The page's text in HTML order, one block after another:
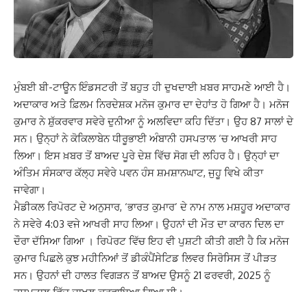
ਮੁੰਬਈ ਬੀ-ਟਾਊਨ ਇੰਡਸਟਰੀ ਤੋਂ ਬਹੁਤ ਹੀ ਦੁਖਦਾਈ ਖ਼ਬਰ ਸਾਹਮਣੇ ਆਈ ਹੈ।
ਅਦਾਕਾਰ ਅਤੇ ਫ਼ਿਲਮ ਨਿਰਦੇਸ਼ਕ ਮਨੋਜ ਕੁਮਾਰ ਦਾ ਦੇਹਾਂਤ ਹੋ ਗਿਆ ਹੈ। ਮਨੋਜ
ਕੁਮਾਰ ਨੇ ਸ਼ੁੱਕਰਵਾਰ ਸਵੇਰੇ ਦੁਨੀਆ ਨੂੰ ਅਲਵਿਦਾ ਕਹਿ ਦਿੱਤਾ। ਉਹ 87 ਸਾਲਾਂ ਦੇ
ਸਨ। ਉਨ੍ਹਾਂ ਨੇ ਕੋਕਿਲਾਬੇਨ ਧੀਰੂਭਾਈ ਅੰਬਾਨੀ ਹਸਪਤਾਲ ‘ਚ ਆਖਰੀ ਸਾਹ
ਲਿਆ। ਇਸ ਖ਼ਬਰ ਤੋਂ ਬਾਅਦ ਪੂਰੇ ਦੇਸ਼ ਵਿੱਚ ਸੋਗ ਦੀ ਲਹਿਰ ਹੈ। ਉਨ੍ਹਾਂ ਦਾ
ਅੰਤਿਮ ਸੰਸਕਾਰ ਕੱਲ੍ਹ ਸਵੇਰੇ ਪਵਨ ਹੰਸ ਸ਼ਮਸ਼ਾਨਘਾਟ, ਜੁਹੂ ਵਿਖੇ ਕੀਤਾ
ਜਾਵੇਗਾ।
ਮੈਡੀਕਲ ਰਿਪੋਰਟ ਦੇ ਅਨੁਸਾਰ, ‘ਭਾਰਤ ਕੁਮਾਰ’ ਦੇ ਨਾਮ ਨਾਲ ਮਸ਼ਹੂਰ ਅਦਾਕਾਰ
ਨੇ ਸਵੇਰੇ 4:03 ਵਜੇ ਆਖਰੀ ਸਾਹ ਲਿਆ। ਉਹਨਾਂ ਦੀ ਮੌਤ ਦਾ ਕਾਰਨ ਦਿਲ ਦਾ
ਦੌਰਾ ਦੱਸਿਆ ਗਿਆ । ਰਿਪੋਰਟ ਵਿੱਚ ਇਹ ਵੀ ਪੁਸ਼ਟੀ ਕੀਤੀ ਗਈ ਹੈ ਕਿ ਮਨੋਜ
ਕੁਮਾਰ ਪਿਛਲੇ ਕੁਝ ਮਹੀਨਿਆਂ ਤੋਂ ਡੀਕੰਪੈਂਸੇਟਿਡ ਲਿਵਰ ਸਿਰੋਸਿਸ ਤੋਂ ਪੀੜਤ
ਸਨ। ਉਹਨਾਂ ਦੀ ਹਾਲਤ ਵਿਗੜਨ ਤੋਂ ਬਾਅਦ ਉਸਨੂੰ 21 ਫਰਵਰੀ, 2025 ਨੂੰ